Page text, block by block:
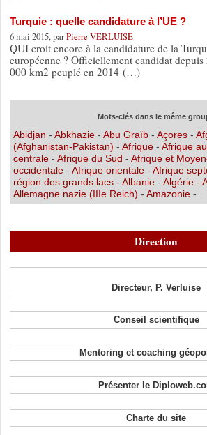
Turquie : quelle candidature à l’UE ?
6 mai 2015, parPierre VERLUISE
QUI croit encore à la candidature de la
européenne ? Officiellement candidat
000 km2 peuplé en 2014 (…)
Mots-clés dans le même
Abidjan - Abkhazie- Abu Graïb- Açores-
(Afghanistan-Pakistan) - Afrique- Afrique
centrale - Afrique du Sud - Afrique et
occidentale - Afrique orientale - Afrique
région des grands lacs- Albanie - Algérie -
Allemagne nazie (IIIe Reich) - Amazonie-
Direction
Directeur, P. Verluise
Conseil scientifique
Mentoring et coaching
Présenter le
Charte du site